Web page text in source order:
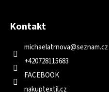
Kontakt
michaelatrnova@seznam.cz
+420728115683
FACEBOOK
nakuptextil.cz